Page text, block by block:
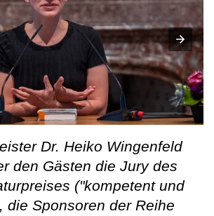
Dr. Heiko Wingenfeld
den Gästen die Jury des
("kompetent und
die Sponsoren der Reihe